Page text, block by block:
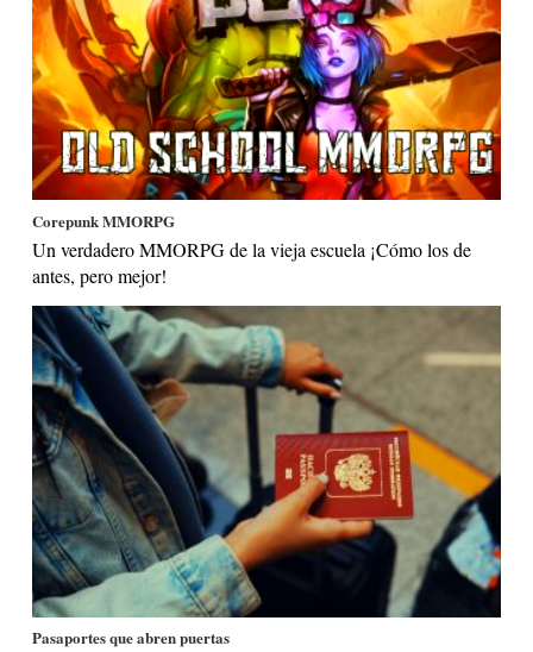
Corepunk MMORPG
Un verdadero MMORPG de la vieja escuela ¡Cómo los de
antes, pero mejor!
Pasaportes que abren puertas